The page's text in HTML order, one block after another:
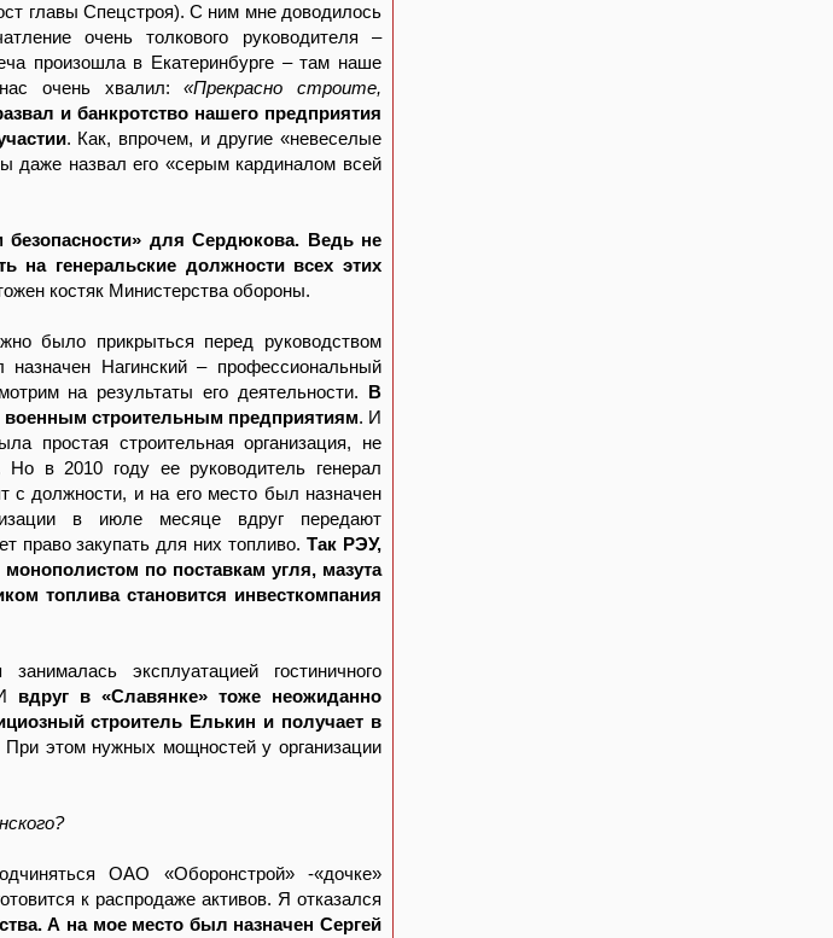
главы Спецстроя). С ним мне доводилось
очень толкового руководителя –
произошла в Екатеринбурге – там наше
очень хвалил:«Прекрасно строите,
и банкротство нашего предприятия
. Как, впрочем, и другие «невеселые
назвал его «серым кардиналом всей
для Сердюкова. Ведь не
на генеральские должности всех этих
костяк Министерства обороны.
было прикрыться перед руководством
Нагинский – профессиональный
на результаты его деятельности. В
военным строительным предприятиям. И
простая строительная организация, не
Но в 2010 году ее руководитель генерал
с должности, и на его место был назначен
в июле месяце вдруг передают
право закупать для них топливо.Так РЭУ,
по поставкам угля, мазута
топлива становится инвесткомпания
эксплуатацией гостиничного
вдруг в «Славянке» тоже неожиданно
строитель Елькин и получает в
При этом нужных мощностей у организации
ОАО «Оборонстрой» -«дочке»
к распродаже активов. Я отказался
А на мое место был назначен Сергей